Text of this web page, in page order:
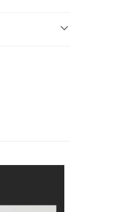
可透過四大超商
，需透過AFTEE
意方可使用
公司不負相關責
送)